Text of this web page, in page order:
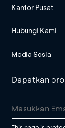
Kantor Pusat
Hubungi Kami
Media Sosial
Dapatkan